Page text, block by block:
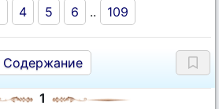
4 5 6 .. 109
Содержание
1